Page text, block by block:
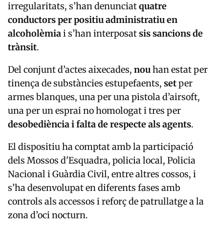
irregularitats, s’han denunciatquatre
conductors per positiu administratiu en
alcoholèmiai s’han interposatsis sancions de
trànsit.
Del conjunt d’actes aixecades, nouhan estat per
tinença de substàncies estupefaents, setper
armes blanques, una per una pistola d’airsoft,
una per un esprai no homologat i tres per
desobediència i falta de respecte als agents.
El dispositiu ha comptat amb la participació
dels Mossos d'Esquadra, policia local, Policia
Nacional i Guàrdia Civil, entre altres cossos, i
s’ha desenvolupat en diferents fases amb
controls als accessos i reforç de patrullatge a la
zona d’oci nocturn.